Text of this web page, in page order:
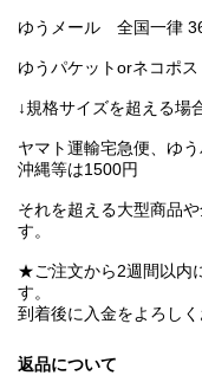
ゆうメール 全国一律
ゆうパケットorネコポ
↓規格サイズを超える場
ヤマト運輸宅急便、ゆ
沖縄等は1500円
それを超える大型商品
す。
★ご注文から2週間以内
す。
到着後に入金をよろしく
返品について